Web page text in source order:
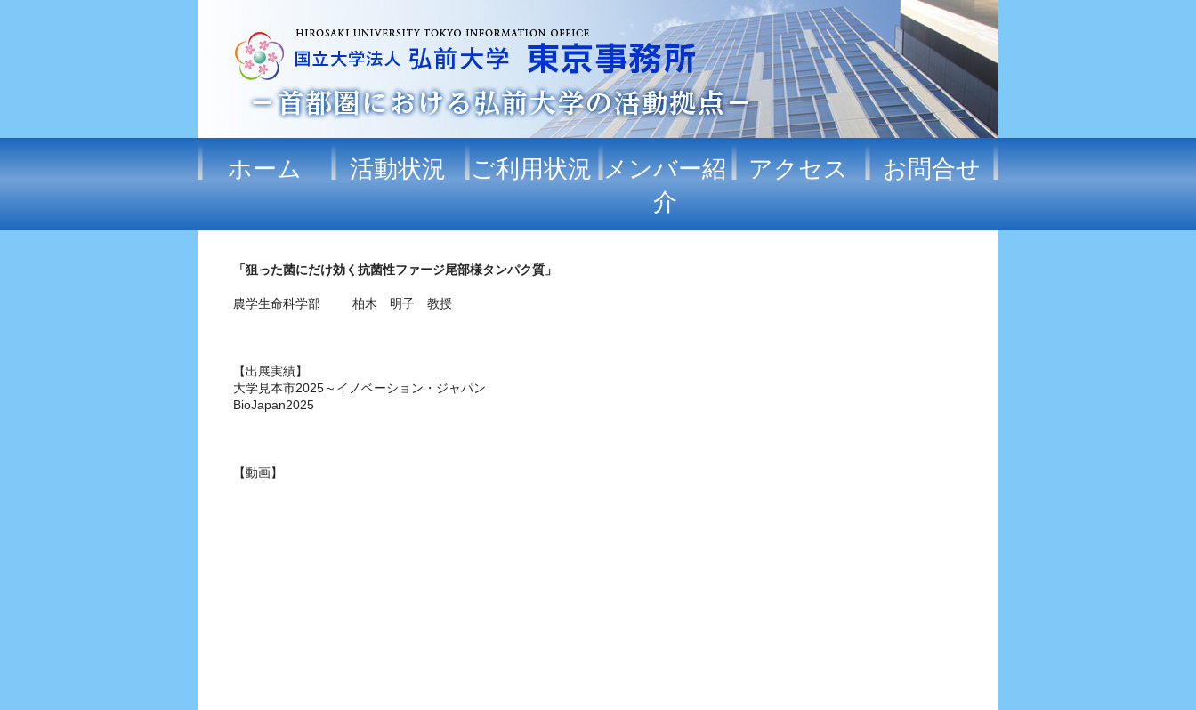
ホーム 活動状況 ご利用状況 メンバー紹
介
アクセス お問合せ
「狙った菌にだけ効く抗菌性ファージ尾部様タンパク質」
農学生命科学部 柏木 明子 教授
【出展実績】
大学見本市2025～イノベーション・ジャパン
BioJapan2025
【動画】